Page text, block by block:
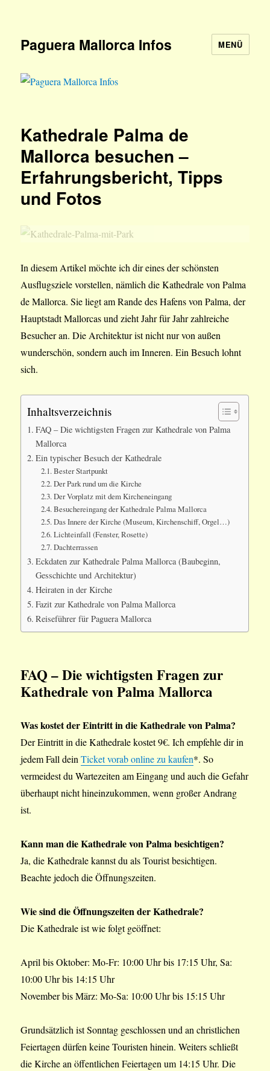
Paguera Mallorca Infos MENÜ
Kathedrale Palma de
Mallorca besuchen –
Erfahrungsbericht, Tipps
und Fotos
In diesem Artikel möchte ich dir eines der schönsten
Ausflugsziele vorstellen, nämlich die Kathedrale von Palma
de Mallorca. Sie liegt am Rande des Hafens von Palma, der
Hauptstadt Mallorcas und zieht Jahr für Jahr zahlreiche
Besucher an. Die Architektur ist nicht nur von außen
wunderschön, sondern auch im Inneren. Ein Besuch lohnt
sich.
Inhaltsverzeichnis
FAQ – Die wichtigsten Fragen zur Kathedrale von Palma
Mallorca
Ein typischer Besuch der Kathedrale
Bester Startpunkt
Der Park rund um die Kirche
Der Vorplatz mit dem Kircheneingang
Besuchereingang der Kathedrale Palma Mallorca
Das Innere der Kirche (Museum, Kirchenschiff, Orgel…)
Lichteinfall (Fenster, Rosette)
Dachterrassen
Eckdaten zur Kathedrale Palma Mallorca (Baubeginn,
Gesschichte und Architektur)
Heiraten in der Kirche
Fazit zur Kathedrale von Palma Mallorca
Reiseführer für Paguera Mallorca
FAQ – Die wichtigsten Fragen zur
Kathedrale von Palma Mallorca
Was kostet der Eintritt in die Kathedrale von Palma?
Der Eintritt in die Kathedrale kostet 9€. Ich empfehle dir in
jedem Fall deinTicket vorab online zu kaufen*. So
vermeidest du Wartezeiten am Eingang und auch die Gefahr
überhaupt nicht hineinzukommen, wenn großer Andrang
ist.
Kann man die Kathedrale von Palma besichtigen?
Ja, die Kathedrale kannst du als Tourist besichtigen.
Beachte jedoch die Öffnungszeiten.
Wie sind die Öffnungszeiten der Kathedrale?
Die Kathedrale ist wie folgt geöffnet:
April bis Oktober: Mo-Fr: 10:00 Uhr bis 17:15 Uhr, Sa:
10:00 Uhr bis 14:15 Uhr
November bis März: Mo-Sa: 10:00 Uhr bis 15:15 Uhr
Grundsätzlich ist Sonntag geschlossen und an christlichen
Feiertagen dürfen keine Touristen hinein. Weiters schließt
die Kirche an öffentlichen Feiertagen um 14:15 Uhr. Die